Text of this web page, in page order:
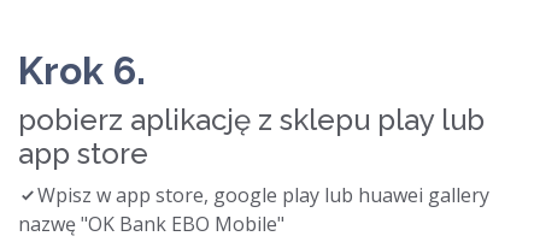
Krok 6.
pobierz aplikację z sklepu play lub
app store
Wpisz w app store, google play lub huawei gallery
nazwę "OK Bank EBO Mobile"